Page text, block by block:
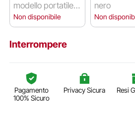
modello portatile p
ieghevole bianco
Non disponibile
nero
Non
Interrompere
Pagamento
100% Sicuro
Privacy Sicura Resi